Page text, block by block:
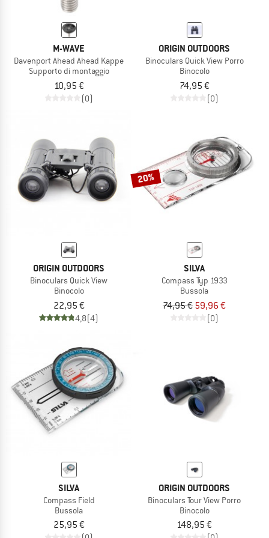
M-WAVE
Davenport Ahead Ahead Kappe
Supporto di montaggio
10,95 €
(0)
ORIGIN OUTDOORS
Binoculars Quick View Porro
Binocolo
74,95 €
(0)
ORIGIN OUTDOORS
Binoculars Quick View
Binocolo
22,95 €
4,8(4)
20%
SILVA
Compass Typ 1933
Bussola
74,95 € 59,96 €
(0)
SILVA
Compass Field
Bussola
25,95 €
ORIGIN OUTDOORS
Binoculars Tour View Porro
Binocolo
148,95 €